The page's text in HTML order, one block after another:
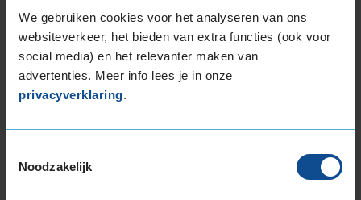
We gebruiken cookies voor het analyseren van ons
websiteverkeer, het bieden van extra functies (ook voor
social media) en het relevanter maken van
advertenties. Meer info lees je in onze
privacyverklaring.
Noodzakelijk
9,0 Algemeen
9,0
Grip
10,0
Comfort
Auto TOYOTA Auris Touring Sports 1.8 Hybrid CM